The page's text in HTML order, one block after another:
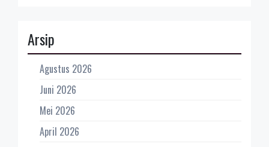
Arsip
Agustus 2026
Juni 2026
Mei 2026
April 2026